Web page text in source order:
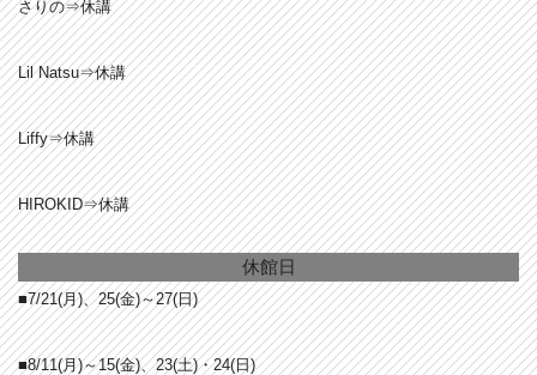
さりの⇒休講
Lil Natsu⇒休講
Liffy⇒休講
HIROKID⇒休講
休館日
■7/21(月)、25(金)～27(日)
■8/11(月)～15(金)、23(土)・24(日)